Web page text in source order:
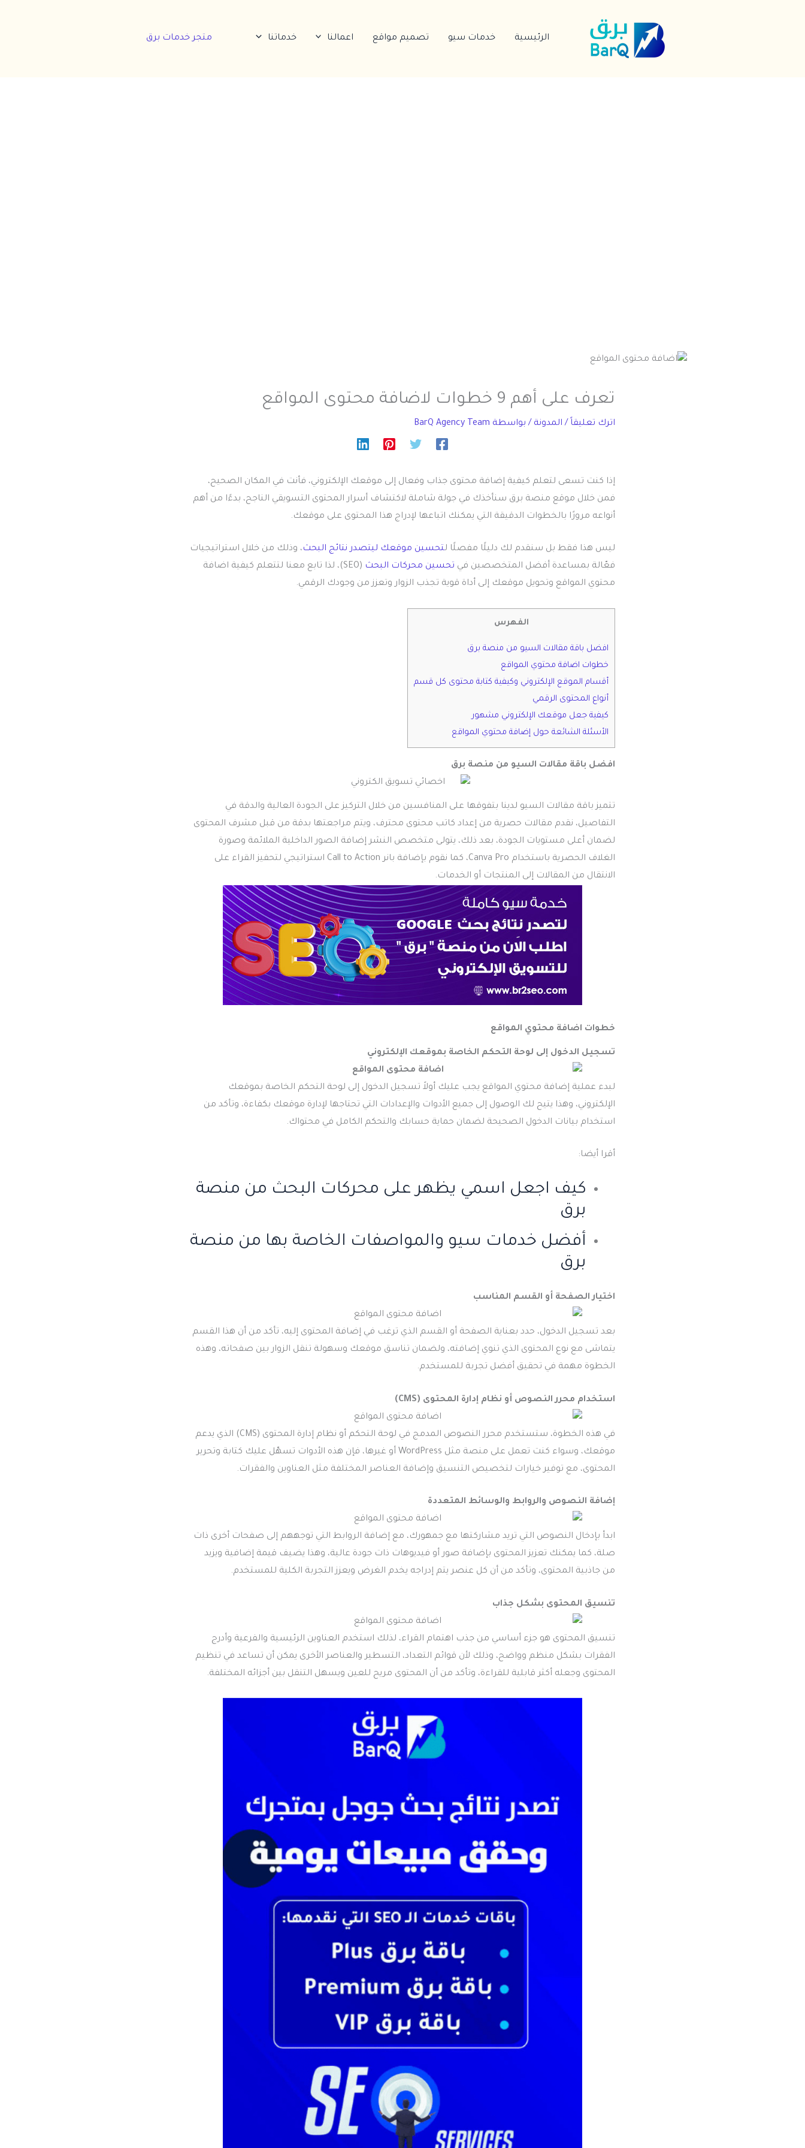
الرئيسية خدمات سيو تصميم مواقع اعمالنا خدماتنا متجر خدمات برق
تعرف على أهم 9 خطوات لاضافة محتوى المواقع
اترك تعليقاً / المدونة / بواسطة BarQ Agency Team
إذا كنت تسعى لتعلم كيفية إضافة محتوى جذاب وفعال إلى موقعك الإلكتروني، فأنت في المكان الصحيح،
فمن خلال موقع منصة برق سنأخذك في جولة شاملة لاكتشاف أسرار المحتوى التسويقي الناجح، بدءًا من أهم
أنواعه مرورًا بالخطوات الدقيقة التي يمكنك اتباعها لإدراج هذا المحتوى على موقعك.
ليس هذا فقط بل سنقدم لك دليلًا مفصلًا لتحسين موقعك ليتصدر نتائج البحث، وذلك من خلال استراتيجيات
فعّالة بمساعدة أفضل المتخصصين في تحسين محركات البحث
(SEO)، لذا تابع معنا لتتعلم كيفية اضافة
محتوي المواقع وتحويل موقعك إلى أداة قوية تجذب الزوار وتعزز من وجودك الرقمي.
الفهرس
افضل باقة مقالات السيو من منصة برق
خطوات اضافة محتوي المواقع
أقسام الموقع الإلكتروني وكيفية كتابة محتوى كل قسم
أنواع المحتوى الرقمي
كيفية جعل موقعك الإلكتروني مشهور
الأسئلة الشائعة حول إضافة محتوي المواقع
افضل باقة مقالات السيو من منصة برق
تتميز باقة مقالات السيو لدينا بتفوقها على المنافسين من خلال التركيز على الجودة العالية والدقة في
التفاصيل، نقدم مقالات حصرية من إعداد كاتب محتوى محترف، ويتم مراجعتها بدقة من قبل مشرف المحتوى
لضمان أعلى مستويات الجودة، بعد ذلك، يتولى متخصص النشر إضافة الصور الداخلية الملائمة وصورة
الغلاف الحصرية باستخدام Canva Pro، كما نقوم بإضافة بانر Call to Action استراتيجي لتحفيز القراء على
الانتقال من المقالات إلى المنتجات أو الخدمات.
خطوات اضافة محتوي المواقع
تسجيل الدخول إلى لوحة التحكم الخاصة بموقعك الإلكتروني
لبدء عملية إضافة محتوي المواقع يجب عليك أولاً تسجيل الدخول إلى لوحة التحكم الخاصة بموقعك
الإلكتروني، وهذا يتيح لك الوصول إلى جميع الأدوات والإعدادات التي تحتاجها لإدارة موقعك بكفاءة، وتأكد من
استخدام بيانات الدخول الصحيحة لضمان حماية حسابك والتحكم الكامل في محتواك.
أقرا أيضا:
كيف اجعل اسمي يظهر على محركات البحث من منصة
برق
أفضل خدمات سيو والمواصفات الخاصة بها من منصة
برق
اختيار الصفحة أو القسم المناسب
بعد تسجيل الدخول، حدد بعناية الصفحة أو القسم الذي ترغب في إضافة المحتوى إليه، تأكد من أن هذا القسم
يتماشى مع نوع المحتوى الذي تنوي إضافته، ولضمان تناسق موقعك وسهولة تنقل الزوار بين صفحاته، وهذه
الخطوة مهمة في تحقيق أفضل تجربة للمستخدم.
استخدام محرر النصوص أو نظام إدارة المحتوى (CMS)
في هذه الخطوة، ستستخدم محرر النصوص المدمج في لوحة التحكم أو نظام إدارة المحتوى (CMS) الذي يدعم
موقعك، وسواء كنت تعمل على منصة مثل WordPress أو غيرها، فإن هذه الأدوات تسهّل عليك كتابة وتحرير
المحتوى، مع توفير خيارات لتخصيص التنسيق وإضافة العناصر المختلفة مثل العناوين والفقرات.
إضافة النصوص والروابط والوسائط المتعددة
ابدأ بإدخال النصوص التي تريد مشاركتها مع جمهورك، مع إضافة الروابط التي توجههم إلى صفحات أخرى ذات
صلة، كما يمكنك تعزيز المحتوى بإضافة صور أو فيديوهات ذات جودة عالية، وهذا يضيف قيمة إضافية ويزيد
من جاذبية المحتوى، وتأكد من أن كل عنصر يتم إدراجه يخدم الغرض ويعزز التجربة الكلية للمستخدم.
تنسيق المحتوى بشكل جذاب
تنسيق المحتوى هو جزء أساسي من جذب اهتمام القراء، لذلك استخدم العناوين الرئيسية والفرعية وأدرج
الفقرات بشكل منظم وواضح، وذلك لأن قوائم التعداد، التسطير والعناصر الأخرى يمكن أن تساعد في تنظيم
المحتوى وجعله أكثر قابلية للقراءة، وتأكد من أن المحتوى مريح للعين ويسهل التنقل بين أجزائه المختلفة.